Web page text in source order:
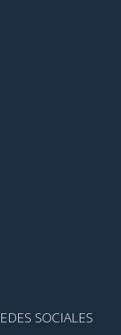
SOCIALES